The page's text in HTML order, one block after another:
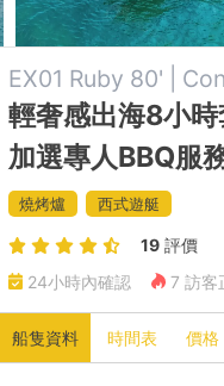
EX01 Ruby 80' |
輕奢感出海8小
加選專人BBQ服務
燒烤爐 西式遊艇
19 評價
24小時內確認
7 訪客
船隻資料 時間表 價格